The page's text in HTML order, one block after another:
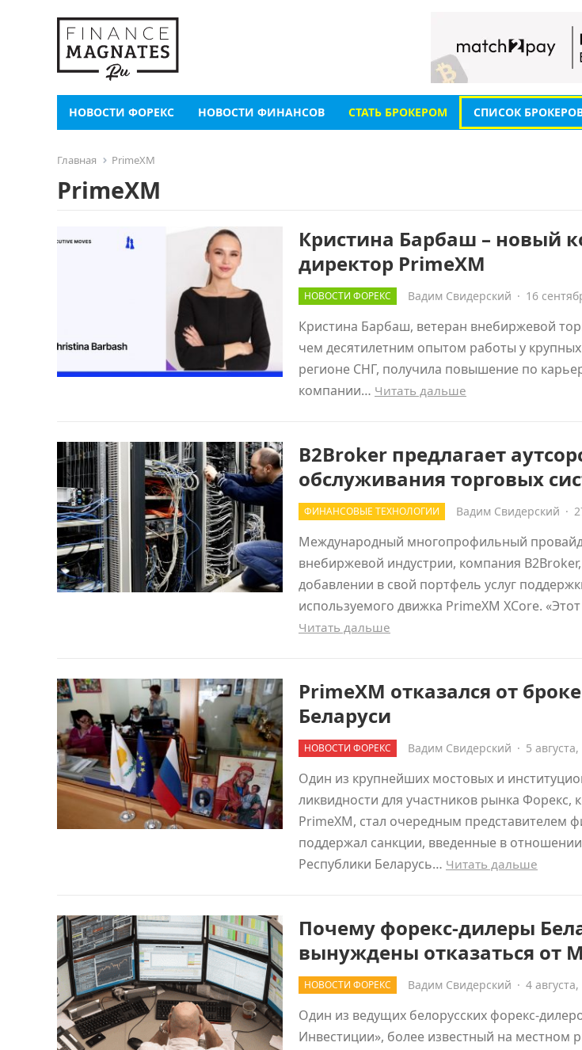
НОВОСТИ ФОРЕКС НОВОСТИ ФИНАНСОВ СТАТЬ БРОКЕРОМ СПИСОК
Главная PrimeXM
PrimeXM
Кристина Барбаш – новый
директор PrimeXM
НОВОСТИ ФОРЕКС Вадим Свидерский · 16
Кристина Барбаш, ветеран внебиржевой
чем десятилетним опытом работы у
регионе СНГ, получила повышение по
компании… Читать дальше
B2Broker предлагает
обслуживания торговых
ФИНАНСОВЫЕ ТЕХНОЛОГИИ Вадим Свидерский ·
Международный многопрофильный
внебиржевой индустрии, компания
добавлении в свой портфель услуг
используемого движка PrimeXM XCore.
Читать дальше
PrimeXM отказался от
Беларуси
НОВОСТИ ФОРЕКС Вадим Свидерский · 5
Один из крупнейших мостовых и
ликвидности для участников рынка Форекс,
PrimeXM, стал очередным представителем
поддержал санкции, введенные в
Республики Беларусь… Читать дальше
Почему форекс-дилеры
вынуждены отказаться от
НОВОСТИ ФОРЕКС Вадим Свидерский · 4
Один из ведущих белорусских форекс-
Инвестиции», более известный на местном